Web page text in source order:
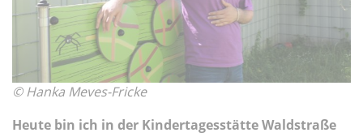
© Hanka Meves-Fricke
Heute bin ich in der Kindertagesstätte Waldstraße